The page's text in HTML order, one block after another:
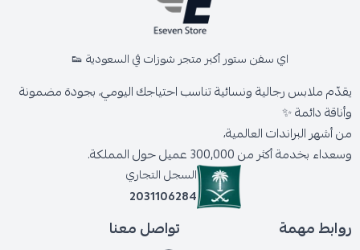
اي سفن ستور أكبر متجر شوزات في السعودية 👟
يقدّم ملابس رجالية ونسائية تناسب احتياجك اليومي، بجودة مضمونة
وأناقة دائمة ✨
من أشهر البراندات العالمية،
وسعداء بخدمة أكثر من 300,000 عميل حول المملكة.
السجل التجاري
2031106284
روابط مهمة تواصل معنا